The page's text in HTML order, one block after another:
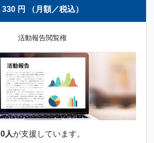
330 円 （月額／税込）
活動報告閲覧権
0人が支援しています。